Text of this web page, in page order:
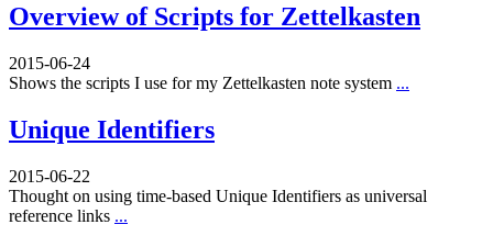
Overview of Scripts for Zettelkasten
2015-06-24
Shows the scripts I use for my Zettelkasten note system ...
Unique Identifiers
2015-06-22
Thought on using time-based Unique Identifiers as universal
reference links ...